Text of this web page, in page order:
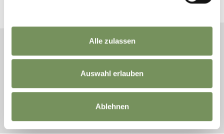
Alle zulassen
Auswahl erlauben
Ablehnen
ASSOCIAZIONE
JOHANN 1/D